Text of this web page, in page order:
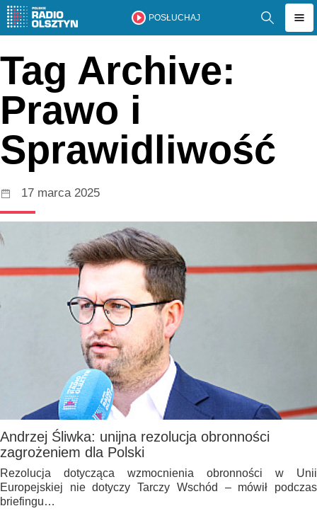
POSŁUCHAJ
Tag Archive:
Prawo i
Sprawidliwość
17 marca 2025
Andrzej Śliwka: unijna rezolucja obronności
zagrożeniem dla Polski
Rezolucja dotycząca wzmocnienia obronności w Unii
Europejskiej nie dotyczy Tarczy Wschód – mówił podczas
briefingu…